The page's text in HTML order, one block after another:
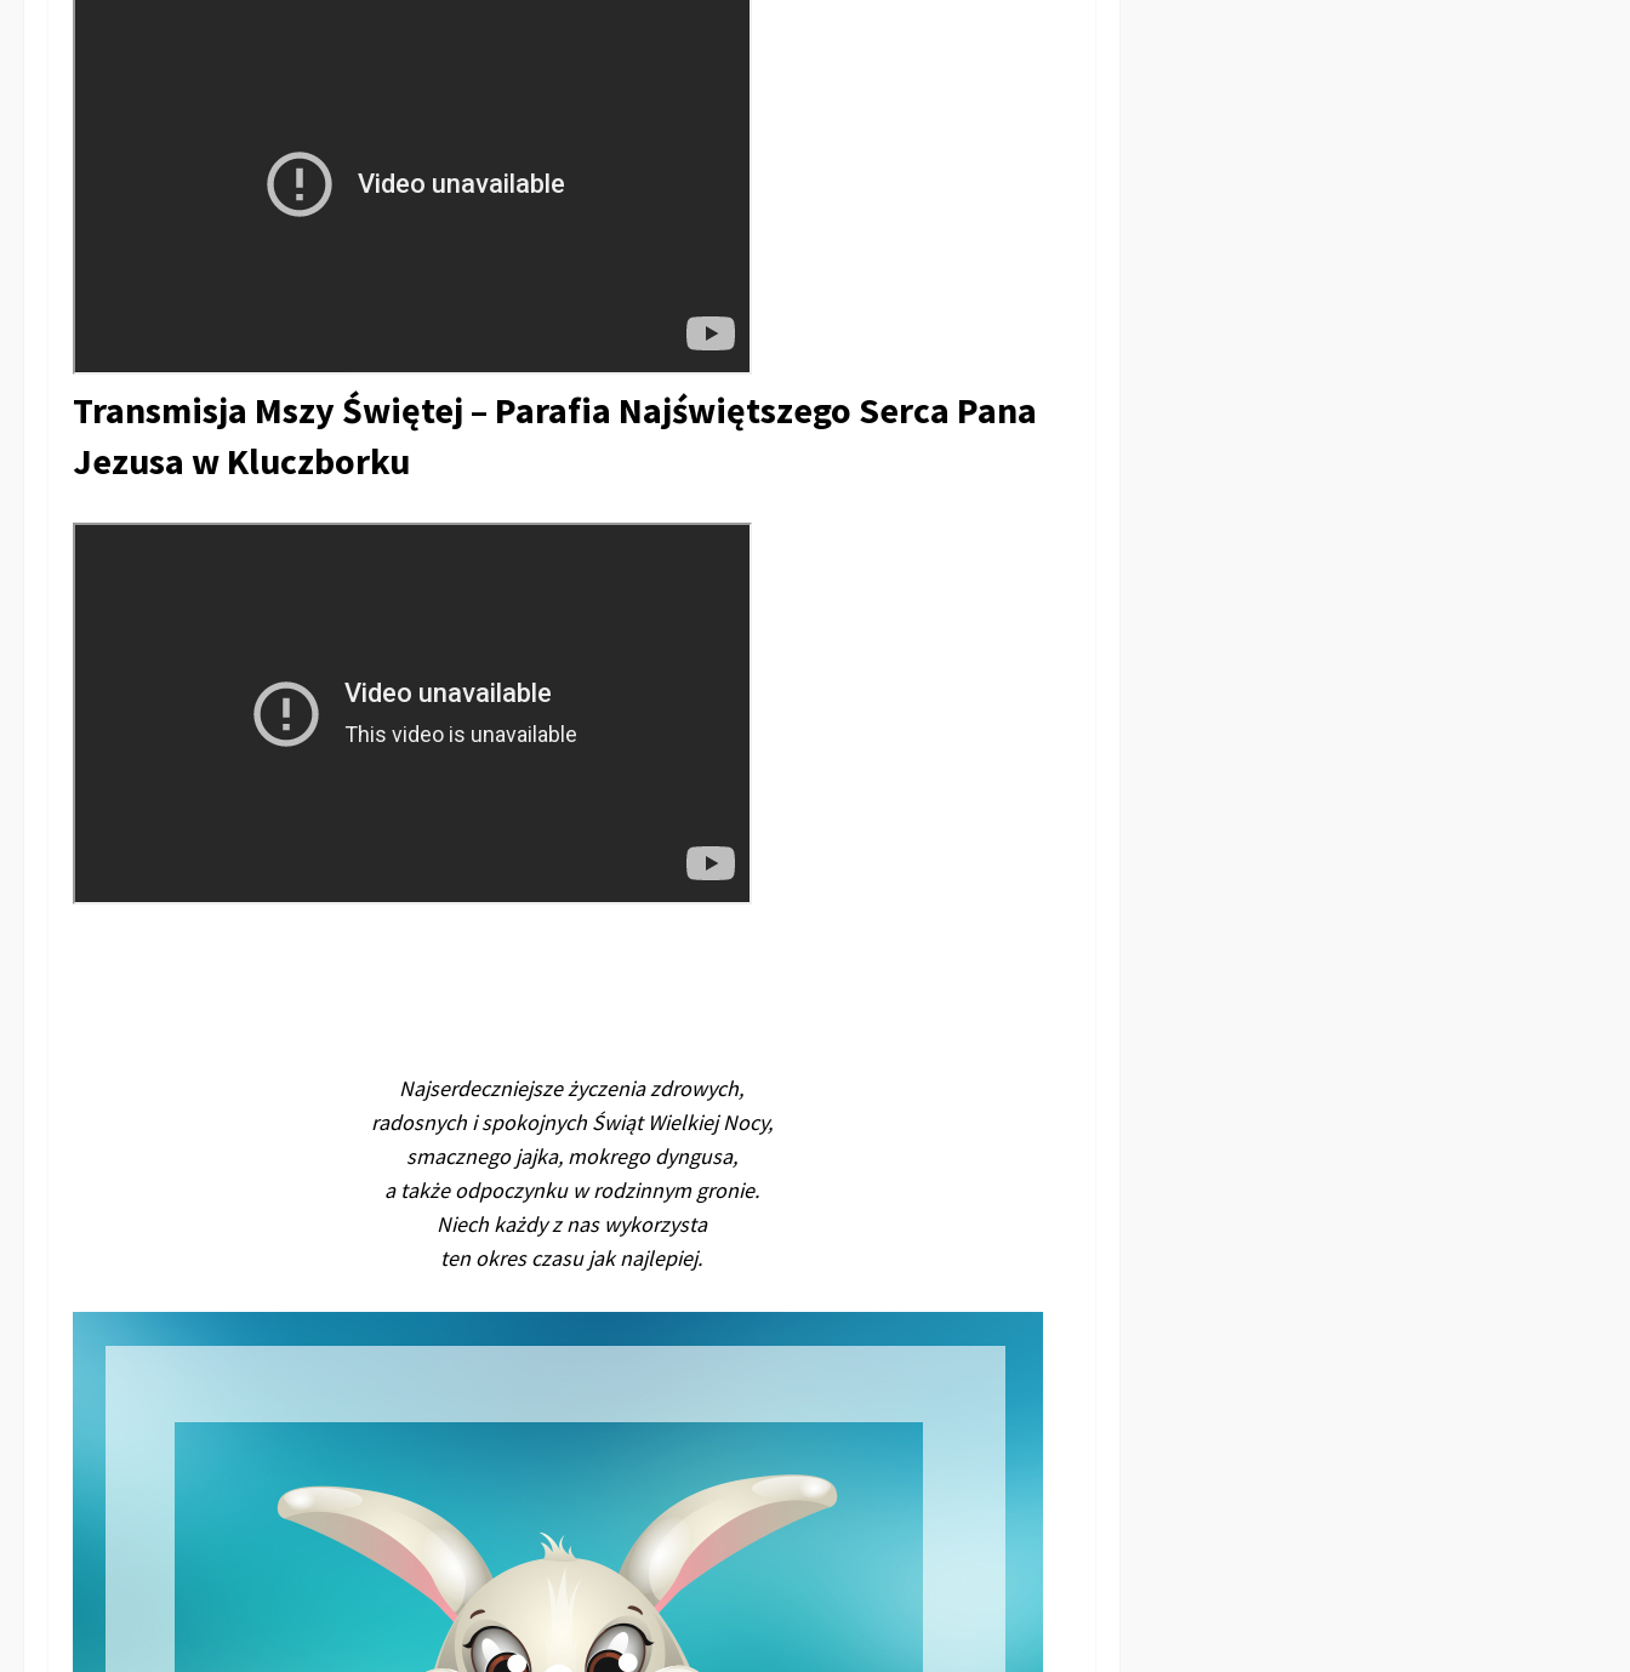
Transmisja Mszy Świętej – Parafia Najświętszego Serca Pana
Jezusa w Kluczborku
Najserdeczniejsze życzenia zdrowych,
radosnych i spokojnych Świąt Wielkiej Nocy,
smacznego jajka, mokrego dyngusa,
a także odpoczynku w rodzinnym gronie.
Niech każdy z nas wykorzysta
ten okres czasu jak najlepiej.